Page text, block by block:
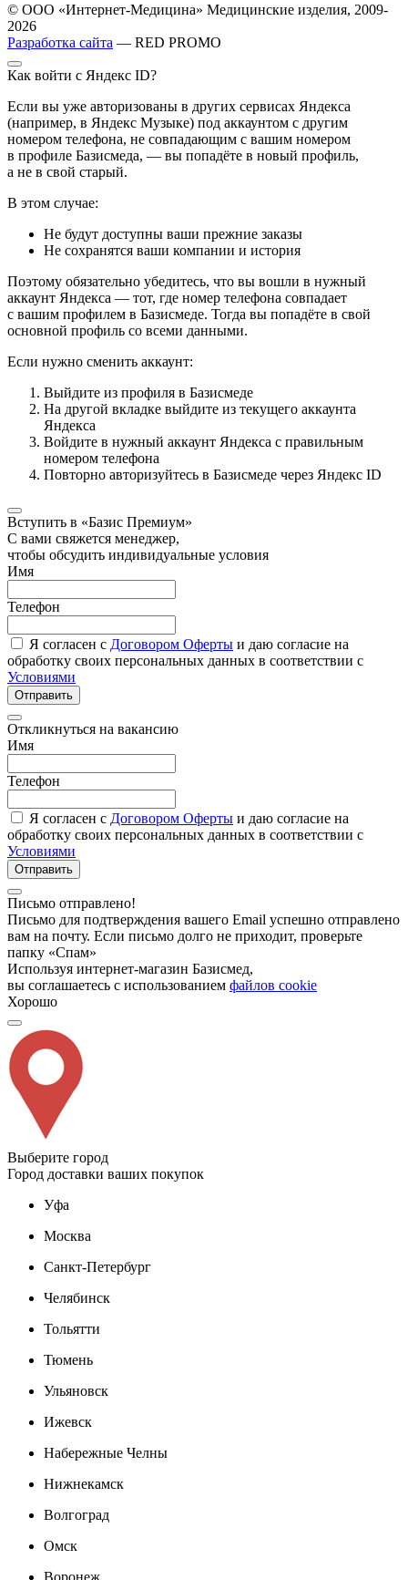
© ООО «Интернет-Медицина» Медицинские изделия, 2009-
2026
Разработка сайта — RED PROMO
Как войти с Яндекс ID?
Если вы уже авторизованы в других сервисах Яндекса
(например, в Яндекс Музыке) под аккаунтом с другим
номером телефона, не совпадающим с вашим номером
в профиле Базисмеда, — вы попадёте в новый профиль,
а не в свой старый.
В этом случае:
Не будут доступны ваши прежние заказы
Не сохранятся ваши компании и история
Поэтому обязательно убедитесь, что вы вошли в нужный
аккаунт Яндекса — тот, где номер телефона совпадает
с вашим профилем в Базисмеде. Тогда вы попадёте в свой
основной профиль со всеми данными.
Если нужно сменить аккаунт:
Выйдите из профиля в Базисмеде
На другой вкладке выйдите из текущего аккаунта
Яндекса
Войдите в нужный аккаунт Яндекса с правильным
номером телефона
Повторно авторизуйтесь в Базисмеде через Яндекс ID
Вступить в «Базис Премиум»
С вами свяжется менеджер,
чтобы обсудить индивидуальные условия
Имя
Телефон
Я согласен с Договором Оферты и даю согласие на
обработку своих персональных данных в соответствии с
Условиями
Отправить
Откликнуться на вакансию
Имя
Телефон
Я согласен с Договором Оферты и даю согласие на
обработку своих персональных данных в соответствии с
Условиями
Отправить
Письмо отправлено!
Письмо для подтверждения вашего Email успешно отправлено
вам на почту. Если письмо долго не приходит, проверьте
папку «Спам»
Используя интернет-магазин Базисмед,
вы соглашаетесь с использованием файлов cookie
Хорошо
Выберите город
Город доставки ваших покупок
Уфа
Москва
Санкт-Петербург
Челябинск
Тольятти
Тюмень
Ульяновск
Ижевск
Набережные Челны
Нижнекамск
Волгоград
Омск
Воронеж